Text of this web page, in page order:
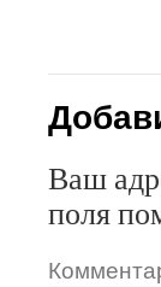
Ваш
поля